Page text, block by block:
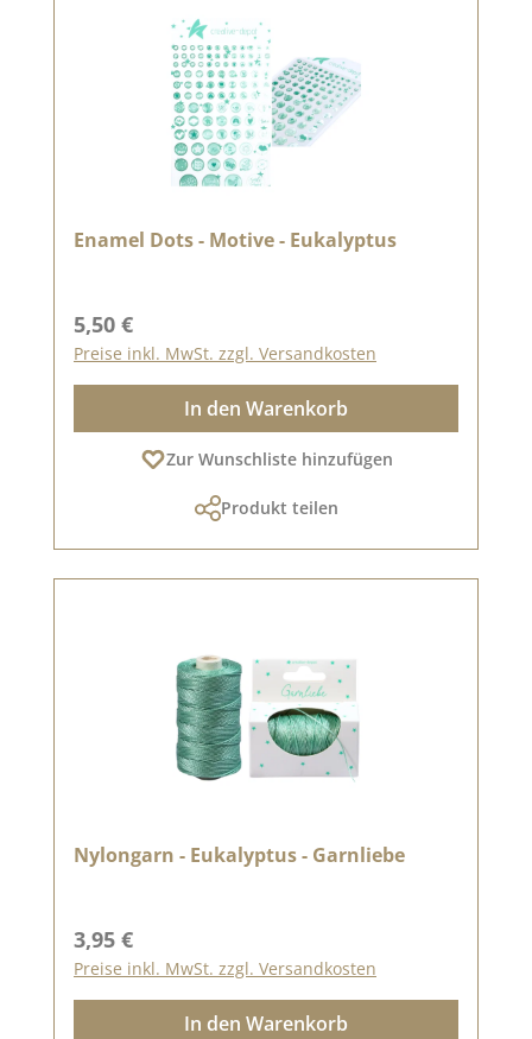
Enamel Dots - Motive - Eukalyptus
Regulärer Preis:
5,50 €
Preise inkl. MwSt. zzgl. Versandkosten
In den Warenkorb
Zur Wunschliste hinzufügen
Produkt teilen
Nylongarn - Eukalyptus - Garnliebe
Regulärer Preis:
3,95 €
Preise inkl. MwSt. zzgl. Versandkosten
In den Warenkorb